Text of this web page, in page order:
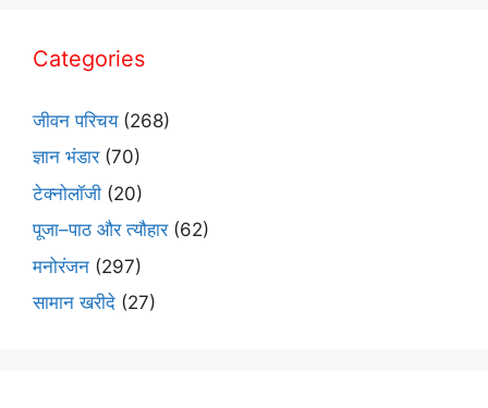
Categories
जीवन परिचय(268)
ज्ञान भंडार(70)
टेक्नोलॉजी (20)
पूजा–पाठ और त्यौहार(62)
मनोरंजन (297)
सामान खरीदे (27)